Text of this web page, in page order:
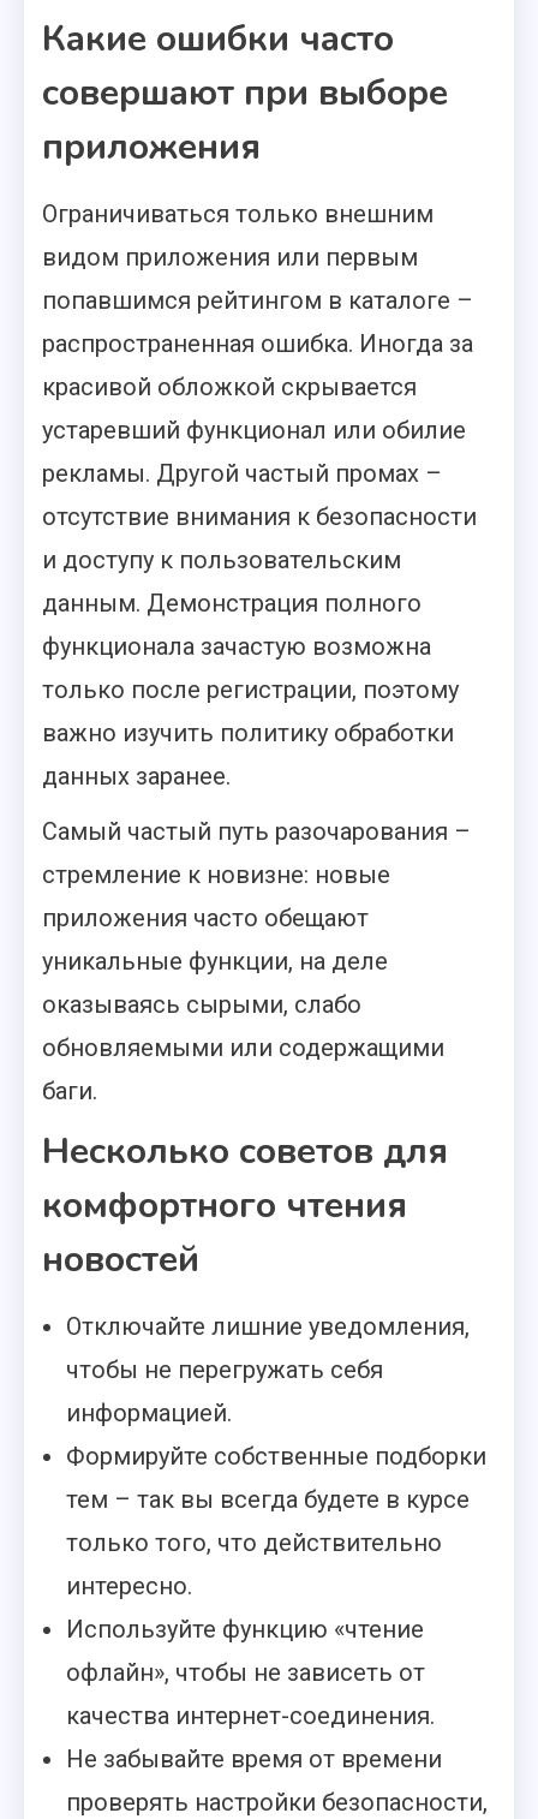
Какие ошибки часто
совершают при выборе
приложения
Ограничиваться только внешним
видом приложения или первым
попавшимся рейтингом в каталоге –
распространенная ошибка. Иногда за
красивой обложкой скрывается
устаревший функционал или обилие
рекламы. Другой частый промах –
отсутствие внимания к безопасности
и доступу к пользовательским
данным. Демонстрация полного
функционала зачастую возможна
только после регистрации, поэтому
важно изучить политику обработки
данных заранее.
Самый частый путь разочарования –
стремление к новизне: новые
приложения часто обещают
уникальные функции, на деле
оказываясь сырыми, слабо
обновляемыми или содержащими
баги.
Несколько советов для
комфортного чтения
новостей
Отключайте лишние уведомления,
чтобы не перегружать себя
информацией.
Формируйте собственные подборки
тем – так вы всегда будете в курсе
только того, что действительно
интересно.
Используйте функцию «чтение
офлайн», чтобы не зависеть от
качества интернет-соединения.
Не забывайте время от времени
проверять настройки безопасности,